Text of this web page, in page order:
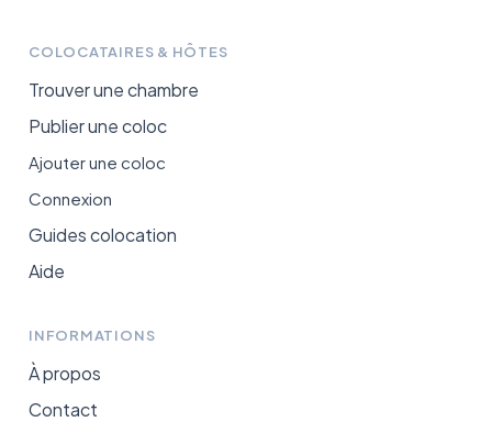
COLOCATAIRES & HÔTES
Trouver une chambre
Publier une coloc
Ajouter une coloc
Connexion
Guides colocation
Aide
INFORMATIONS
À propos
Contact